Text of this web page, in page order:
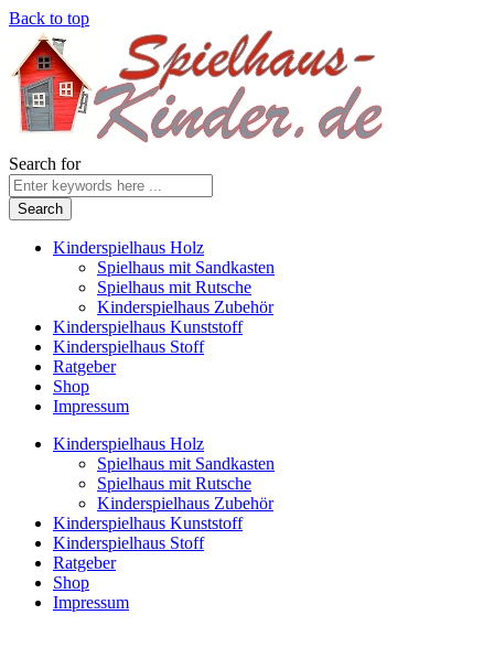
Back to top
Search for
Kinderspielhaus Holz
Spielhaus mit Sandkasten
Spielhaus mit Rutsche
Kinderspielhaus Zubehör
Kinderspielhaus Kunststoff
Kinderspielhaus Stoff
Ratgeber
Shop
Impressum
Kinderspielhaus Holz
Spielhaus mit Sandkasten
Spielhaus mit Rutsche
Kinderspielhaus Zubehör
Kinderspielhaus Kunststoff
Kinderspielhaus Stoff
Ratgeber
Shop
Impressum